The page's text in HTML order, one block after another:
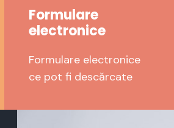
Formulare
electronice
Formulare electronice
ce pot fi descărcate